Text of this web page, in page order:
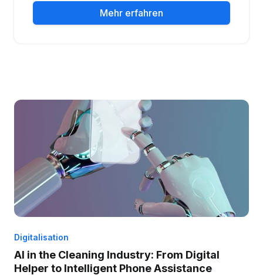
Mehr erfahren
Digitalisation
AI in the Cleaning Industry: From Digital
Helper to Intelligent Phone Assistance